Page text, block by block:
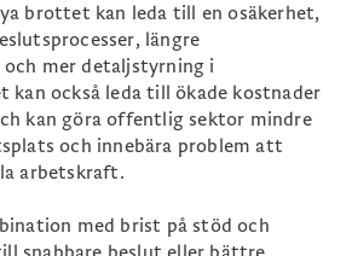
brottet kan leda till en osäkerhet,
längre
mer detaljstyrning i
kan också leda till ökade kostnader
kan göra offentlig sektor mindre
och innebära problem att
arbetskraft.
med brist på stöd och